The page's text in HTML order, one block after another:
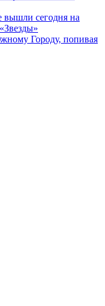
сегодня на
Городу, попивая